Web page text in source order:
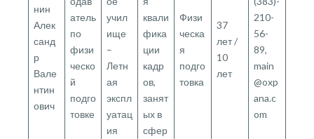
нин
Алек
санд
р
Вале
нтин
ович
атель
по
физи
ческо
й
подго
товке
учил
ище
–
Летн
ая
экспл
уатац
ия
квали
фика
ции
кадр
ов,
занят
ых в
сфер
Физи
ческа
я
подго
товка
37
лет /
10
лет
210-
56-
89,
main
@oxp
ana.c
om